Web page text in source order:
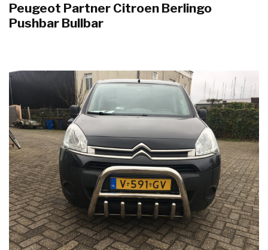
Peugeot Partner Citroen Berlingo
Pushbar Bullbar